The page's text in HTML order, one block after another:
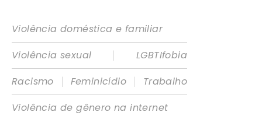
Violência doméstica e familiar
Violência sexual
|
LGBTIfobia
Racismo
| Feminicídio |
Trabalho
Violência de gênero na internet